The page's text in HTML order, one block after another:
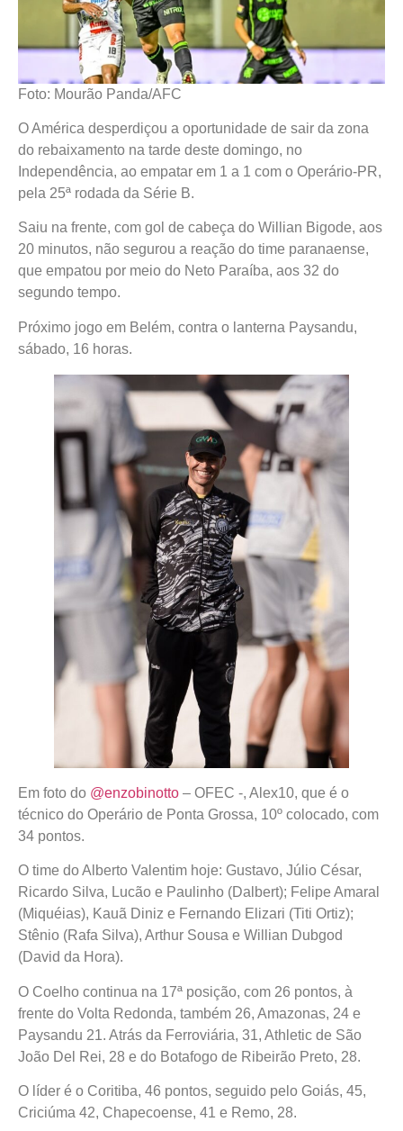
Foto: Mourão Panda/AFC
O América desperdiçou a oportunidade de sair da zona
do rebaixamento na tarde deste domingo, no
Independência, ao empatar em 1 a 1 com o Operário-PR,
pela 25ª rodada da Série B.
Saiu na frente, com gol de cabeça do Willian Bigode, aos
20 minutos, não segurou a reação do time paranaense,
que empatou por meio do Neto Paraíba, aos 32 do
segundo tempo.
Próximo jogo em Belém, contra o lanterna Paysandu,
sábado, 16 horas.
Em foto do @enzobinotto – OFEC -, Alex10, que é o
técnico do Operário de Ponta Grossa, 10º colocado, com
34 pontos.
O time do Alberto Valentim hoje: Gustavo, Júlio César,
Ricardo Silva, Lucão e Paulinho (Dalbert); Felipe Amaral
(Miquéias), Kauã Diniz e Fernando Elizari (Titi Ortiz);
Stênio (Rafa Silva), Arthur Sousa e Willian Dubgod
(David da Hora).
O Coelho continua na 17ª posição, com 26 pontos, à
frente do Volta Redonda, também 26, Amazonas, 24 e
Paysandu 21. Atrás da Ferroviária, 31, Athletic de São
João Del Rei, 28 e do Botafogo de Ribeirão Preto, 28.
O líder é o Coritiba, 46 pontos, seguido pelo Goiás, 45,
Criciúma 42, Chapecoense, 41 e Remo, 28.